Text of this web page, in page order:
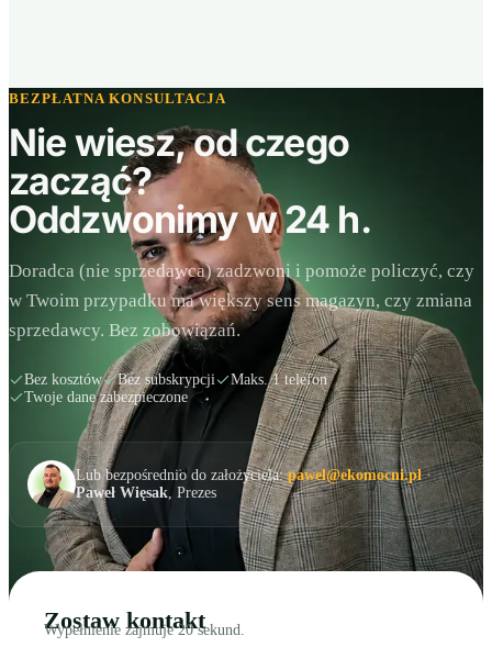
BEZPŁATNA KONSULTACJA
Nie wiesz, od czego
zacząć?
Oddzwonimy w 24 h.
Doradca (nie sprzedawca) zadzwoni i pomoże policzyć, czy
w Twoim przypadku ma większy sens magazyn, czy zmiana
sprzedawcy. Bez zobowiązań.
Bez kosztów Bez subskrypcji
Maks. 1 telefon
Twoje dane zabezpieczone
Lub bezpośrednio do założyciela:pawel@ekomocni.pl·
Paweł Więsak, Prezes
Zostaw kontakt
Wypełnienie zajmuje 20 sekund.